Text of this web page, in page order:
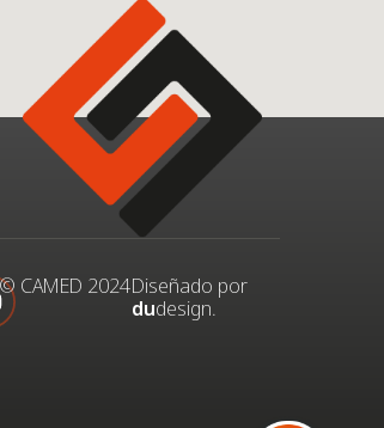
CAMED 2024Diseñado por
dudesign.